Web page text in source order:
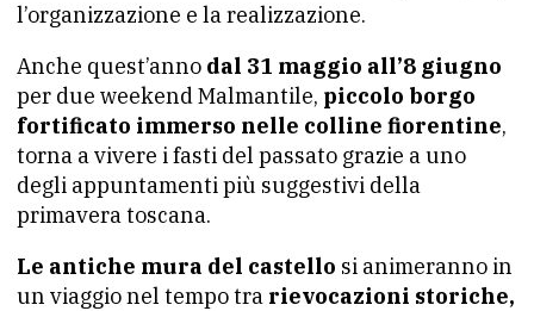
l’organizzazione e la realizzazione.
Anche quest’anno dal 31 maggio all’8 giugno
per due weekend Malmantile, piccolo borgo
fortificato immerso nelle colline fiorentine,
torna a vivere i fasti del passato grazie a uno
degli appuntamenti più suggestivi della
primavera toscana.
Le antiche mura del castello si animeranno in
un viaggio nel tempo tra rievocazioni storiche,